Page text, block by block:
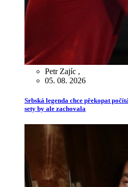
Petr Zajíc ,
05. 08. 2026
Srbská legenda chce překopat
sety by ale zachovala